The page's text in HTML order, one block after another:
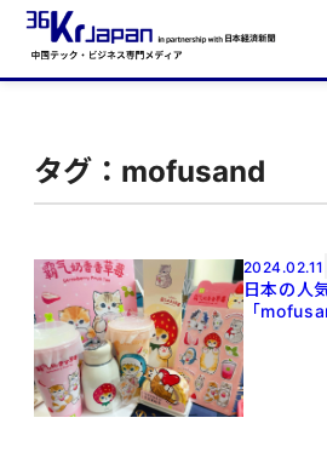
タグ：mofusand
2024.02.11
日本の人
「